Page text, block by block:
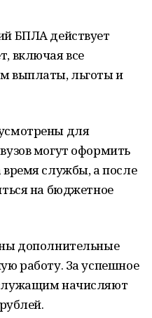
БПЛА действует
включая все
выплаты, льготы и
для
могут оформить
службы, а после
на бюджетное
дополнительные
работу. За успешное
начисляют